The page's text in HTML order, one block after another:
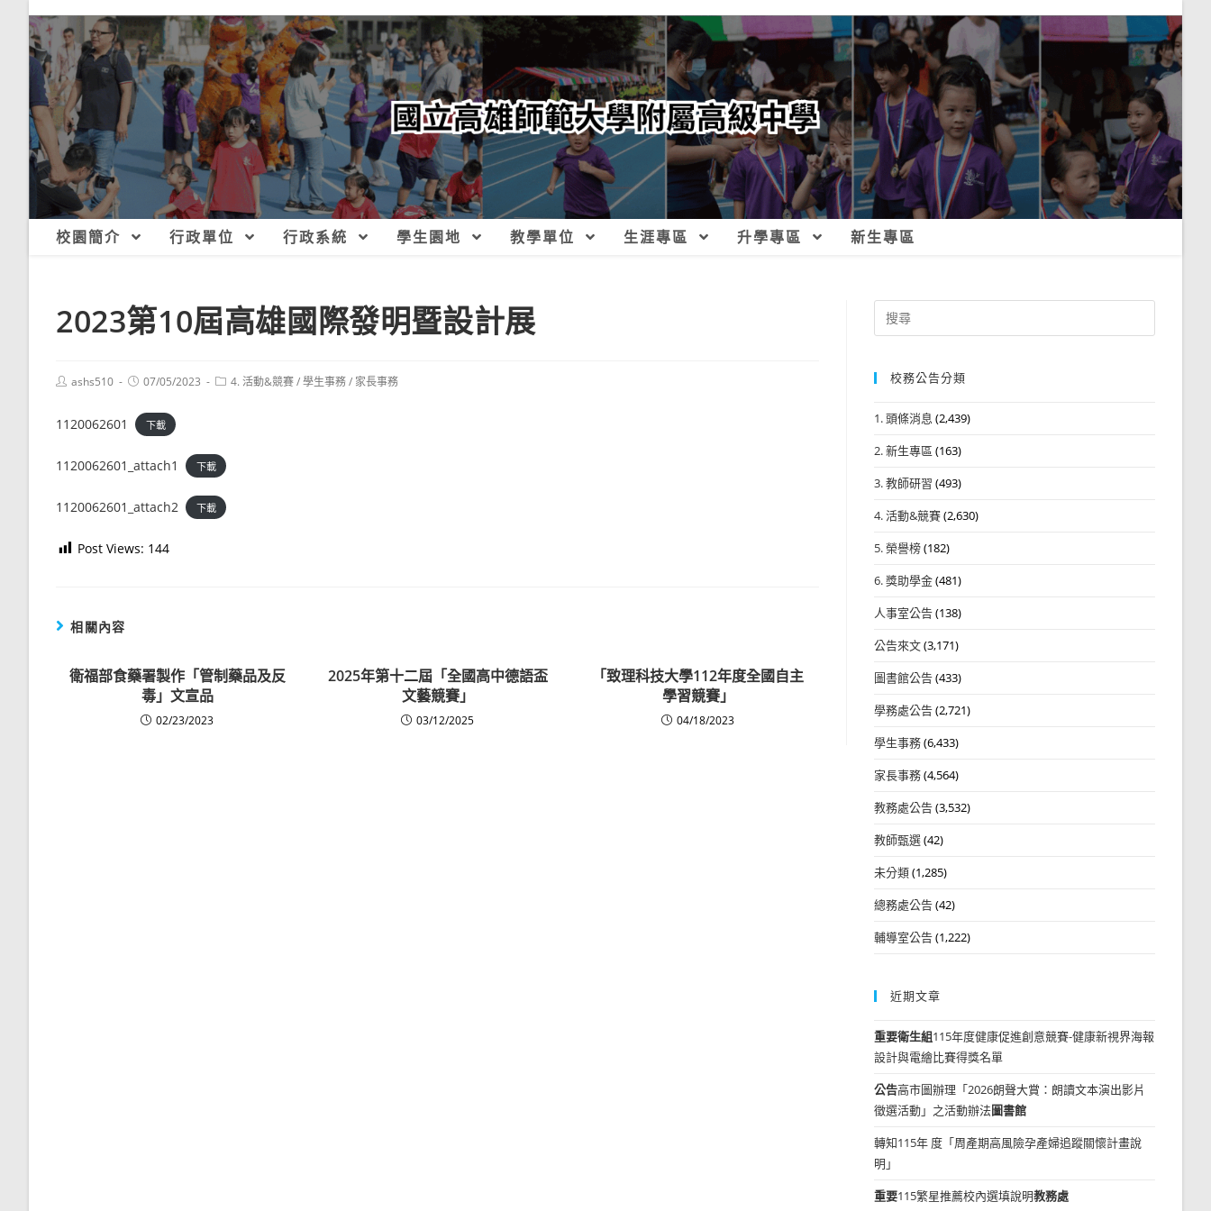
校園簡介 行政單位 行政系統 學生園地 教學單位 生涯專區 升學專區 新生專區
2023第10屆高雄國際發明暨設計展
Postashs510
Post07/05/2023
Post4. 活動&競賽/學生事務/ 家長事務
1120062601 下載
1120062601_attach1 下載
1120062601_attach2 下載
Post Views: 144
相關內容
衛福部食藥署製作「管制藥品及反
毒」文宣品
02/23/2023
2025年第十二屆「全國高中德語盃
文藝競賽」
03/12/2025
「致理科技大學112年度全國自主
學習競賽」
04/18/2023
Search
for:
校務公告分類
1. 頭條消息 (2,439)
2. 新生專區 (163)
3. 教師研習 (493)
4. 活動&競賽(2,630)
5. 榮譽榜(182)
6. 獎助學金(481)
人事室公告(138)
公告來文(3,171)
圖書館公告(433)
學務處公告(2,721)
學生事務(6,433)
家長事務(4,564)
教務處公告(3,532)
教師甄選(42)
未分類(1,285)
總務處公告(42)
輔導室公告(1,222)
近期文章
重要衛生組115年度健康促進創意競賽-健康新視界海報
設計與電繪比賽得獎名單
公告高市圖辦理「2026朗聲大賞：朗讀文本演出影片
徵選活動」之活動辦法圖書館
轉知115年 度「周產期高風險孕產婦追蹤關懷計畫說
明」
重要115繁星推薦校內選填說明教務處